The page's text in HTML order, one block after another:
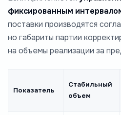
фиксированным
поставки производятся
но габариты партии
на объемы реализации за
Показатель
Стабильный
объем